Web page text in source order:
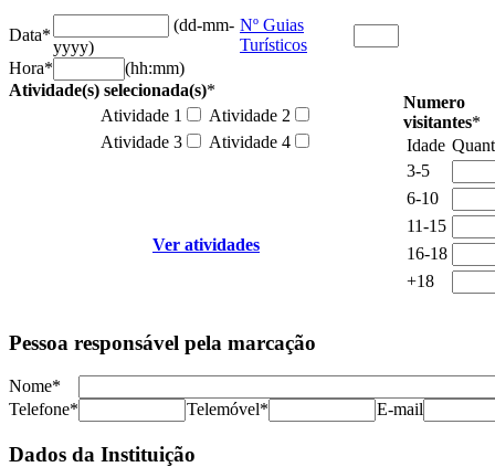
Data*
(dd-mm-
yyyy)
Nº Guias
Turísticos
Hora*
(hh:mm)
Atividade(s) selecionada(s)*
Atividade 1
Atividade 2
Atividade 3
Atividade 4
Ver atividades
Numero
visitantes*
Idade
3-5
6-10
11-15
16-18
+18
Pessoa responsável pela marcação
Nome*
Telefone* Telemóvel* E-mail
Dados da Instituição